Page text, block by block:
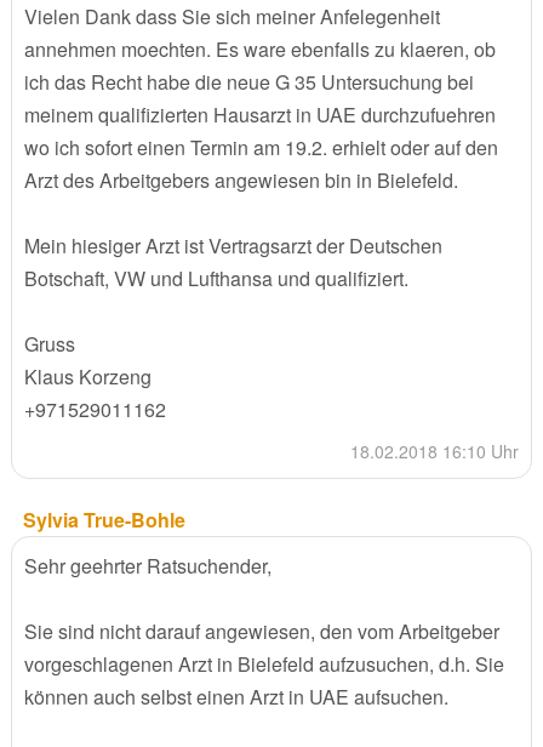
Vielen Dank dass Sie sich meiner Anfelegenheit
annehmen moechten. Es ware ebenfalls zu klaeren, ob
ich das Recht habe die neue G 35 Untersuchung bei
meinem qualifizierten Hausarzt in UAE durchzufuehren
wo ich sofort einen Termin am 19.2. erhielt oder auf den
Arzt des Arbeitgebers angewiesen bin in Bielefeld.
Mein hiesiger Arzt ist Vertragsarzt der Deutschen
Botschaft, VW und Lufthansa und qualifiziert.
Gruss
Klaus Korzeng
+971529011162
18.02.2018 16:10 Uhr
Sylvia True-Bohle
Sehr geehrter Ratsuchender,
Sie sind nicht darauf angewiesen, den vom Arbeitgeber
vorgeschlagenen Arzt in Bielefeld aufzusuchen, d.h. Sie
können auch selbst einen Arzt in UAE aufsuchen.